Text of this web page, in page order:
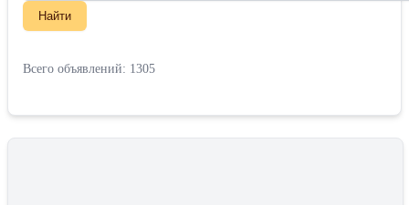
Найти
Всего объявлений: 1305